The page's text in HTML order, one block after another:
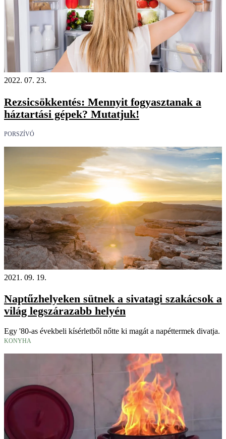
2022. 07. 23.
Rezsicsökkentés: Mennyit fogyasztanak a
háztartási gépek? Mutatjuk!
PORSZÍVÓ
2021. 09. 19.
Naptűzhelyeken sütnek a sivatagi szakácsok a
világ legszárazabb helyén
Egy '80-as évekbeli kísérletből nőtte ki magát a napéttermek divatja.
KONYHA